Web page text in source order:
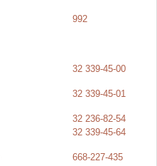
992
32 339-45-00
32 339-45-01
32 236-82-54
32 339-45-64
668-227-435